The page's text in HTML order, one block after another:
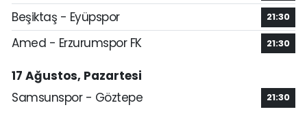
Beşiktaş - Eyüpspor 21:30
Amed - Erzurumspor FK 21:30
17 Ağustos, Pazartesi
Samsunspor - Göztepe
21:30